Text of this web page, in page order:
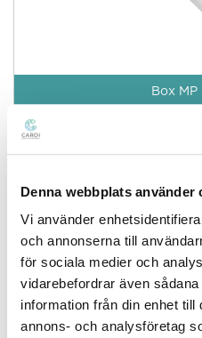
Denna webbplats använder
Vi använder
och annonserna till
för sociala medier och
vidarebefordrar även
information från din enhet till
annons- och analysföretag
Box MP
Box MP